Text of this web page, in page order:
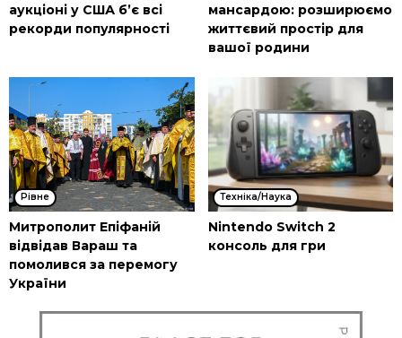
аукціоні у США б’є всі
рекорди популярності
мансардою: розширюємо
життєвий простір для
вашої родини
Рівне
Митрополит Епіфаній
відвідав Вараш та
помолився за перемогу
України
Техніка/Наука
Nintendo Switch 2
консоль для гри